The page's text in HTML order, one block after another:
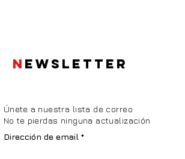
N EWSLETTER
Únete a nuestra lista de correo
No te pierdas ninguna actualización
Dirección de email